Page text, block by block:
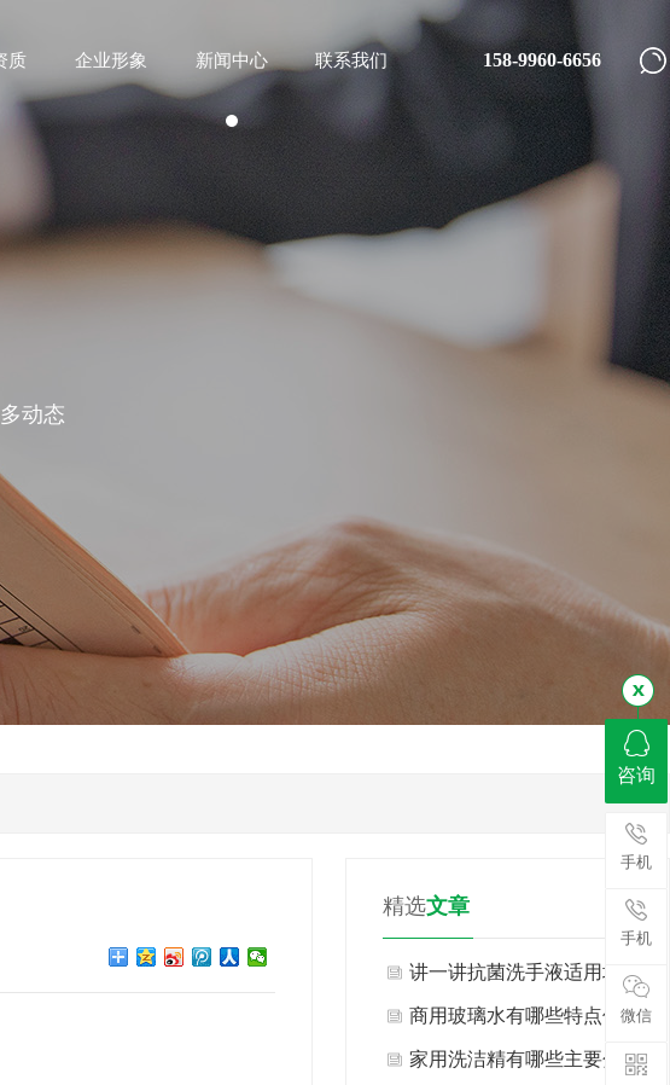
质 企业形象 新闻中心 联系我们 158-9960-6656
动态
精选文章
讲一讲抗菌洗手液适用场景
与不适用场景有哪些？
商用玻璃水有哪些特点优
势？
家用洗洁精有哪些主要分
咨询
手机
手机
微信